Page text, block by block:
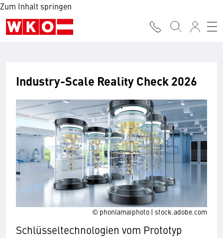
Zum Inhalt springen
© phonlamaiphoto | stock.adobe.com
Industry-Scale Reality Check 2026
Schlüsseltechnologien vom Prototyp